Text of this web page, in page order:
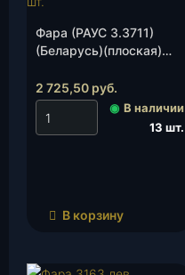
Фара (РАУС 3.3711)
(Беларусь)(плоская)
ободом, шт.
2 725,50 руб.
◉ В наличии
13 шт.
В корзину